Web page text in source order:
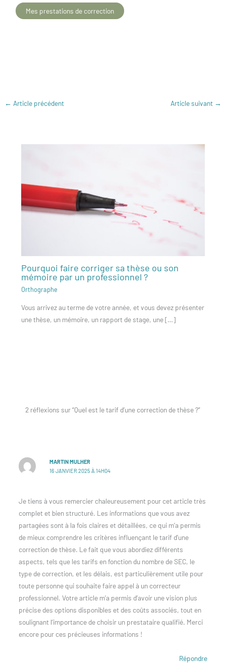
Mes prestations de correction
← Article précédent Article suivant →
Pourquoi faire corriger sa thèse ou son
mémoire par un professionnel ?
Orthographe
Vous arrivez au terme de votre année, et vous devez présenter
une thèse, un mémoire, un rapport de stage, une […]
2 réflexions sur “Quel est le tarif d’une correction de thèse ?”
MARTIN MULHER
16 JANVIER 2025 À 14H04
Je tiens à vous remercier chaleureusement pour cet article très
complet et bien structuré. Les informations que vous avez
partagées sont à la fois claires et détaillées, ce qui m’a permis
de mieux comprendre les critères influençant le tarif d’une
correction de thèse. Le fait que vous abordiez différents
aspects, tels que les tarifs en fonction du nombre de SEC, le
type de correction, et les délais, est particulièrement utile pour
toute personne qui souhaite faire appel à un correcteur
professionnel. Votre article m’a permis d’avoir une vision plus
précise des options disponibles et des coûts associés, tout en
soulignant l’importance de choisir un prestataire qualifié. Merci
encore pour ces précieuses informations !
Répondre